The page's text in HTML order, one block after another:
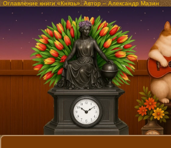
Оглавление книги «Князь». Автор – Александр Мазин